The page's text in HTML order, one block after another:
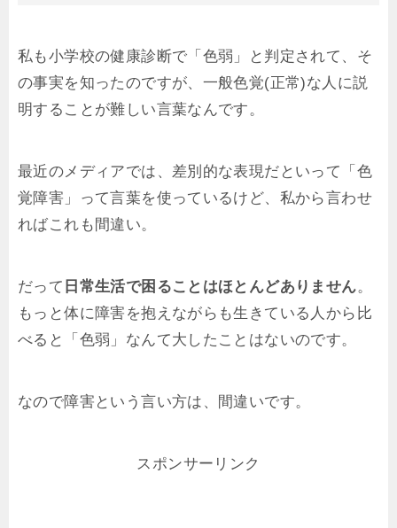
私も小学校の健康診断で「色弱」と判定されて、そ
の事実を知ったのですが、一般色覚(正常)な人に説
明することが難しい言葉なんです。
最近のメディアでは、差別的な表現だといって「色
覚障害」って言葉を使っているけど、私から言わせ
ればこれも間違い。
だって 日常生活で困ることはほとんどありません。
もっと体に障害を抱えながらも生きている人から比
べると「色弱」なんて大したことはないのです。
なので障害という言い方は、間違いです。
スポンサーリンク